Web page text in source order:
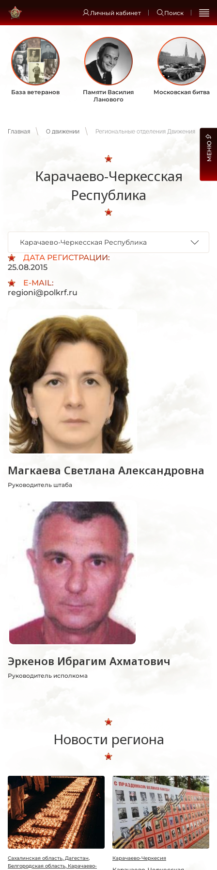
Личный кабинет Поиск
База ветеранов
Памяти Василия
Ланового
Московская битва
Главная О движении Региональные отделения Движения
Карачаево-Черкесская
Республика
ДАТА РЕГИСТРАЦИИ:
25.08.2015
E-MAIL:
regioni@polkrf.ru
Карачаево-Черкесская Республика
Магкаева Светлана Александровна
Руководитель штаба
Эркенов Ибрагим Ахматович
Руководитель исполкома
Новости региона
Сахалинская область, Дагестан,
Белгородская область, Карачаево-
Карачаево-Черкесия
МЕНЮ